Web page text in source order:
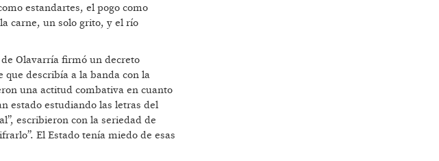
estandartes, el pogo como
carne, un solo grito, y el río
Olavarría firmó un decreto
describía a la banda con la
una actitud combativa en cuanto
estado estudiando las letras del
escribieron con la seriedad de
El Estado tenía miedo de esas